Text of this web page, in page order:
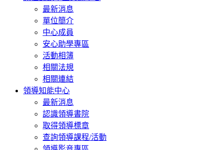
最新消息
單位簡介
中心成員
安心助學專區
活動相簿
相關法規
相關連結
領導知能中心
最新消息
認識領導書院
取得領導標章
查詢領導課程/活動